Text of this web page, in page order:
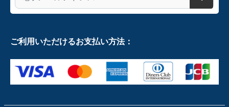
ご利用いただけるお支払い方法：